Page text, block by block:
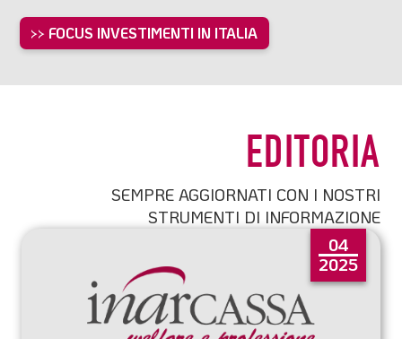
>> FOCUS INVESTIMENTI IN ITALIA
EDITORIA
SEMPRE AGGIORNATI CON I NOSTRI
STRUMENTI DI INFORMAZIONE
04
2025